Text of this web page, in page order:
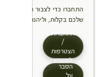
התחברו כדי לצבור הטבות,
שלכם בקלות, וליהנות מתהליך
התחברות
/
הצטרפות
למועדון
הסבר
על